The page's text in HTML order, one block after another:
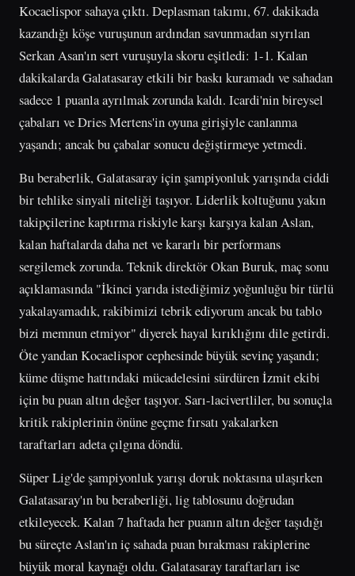
Kocaelispor sahaya çıktı. Deplasman takımı, 67. dakikada
kazandığı köşe vuruşunun ardından savunmadan sıyrılan
Serkan Asan'ın sert vuruşuyla skoru eşitledi: 1-1. Kalan
dakikalarda Galatasaray etkili bir baskı kuramadı ve sahadan
sadece 1 puanla ayrılmak zorunda kaldı. Icardi'nin bireysel
çabaları ve Dries Mertens'in oyuna girişiyle canlanma
yaşandı; ancak bu çabalar sonucu değiştirmeye yetmedi.
Bu beraberlik, Galatasaray için şampiyonluk yarışında ciddi
bir tehlike sinyali niteliği taşıyor. Liderlik koltuğunu yakın
takipçilerine kaptırma riskiyle karşı karşıya kalan Aslan,
kalan haftalarda daha net ve kararlı bir performans
sergilemek zorunda. Teknik direktör Okan Buruk, maç sonu
açıklamasında "İkinci yarıda istediğimiz yoğunluğu bir türlü
yakalayamadık, rakibimizi tebrik ediyorum ancak bu tablo
bizi memnun etmiyor" diyerek hayal kırıklığını dile getirdi.
Öte yandan Kocaelispor cephesinde büyük sevinç yaşandı;
küme düşme hattındaki mücadelesini sürdüren İzmit ekibi
için bu puan altın değer taşıyor. Sarı-lacivertliler, bu sonuçla
kritik rakiplerinin önüne geçme fırsatı yakalarken
taraftarları adeta çılgına döndü.
Süper Lig'de şampiyonluk yarışı doruk noktasına ulaşırken
Galatasaray'ın bu beraberliği, lig tablosunu doğrudan
etkileyecek. Kalan 7 haftada her puanın altın değer taşıdığı
bu süreçte Aslan'ın iç sahada puan bırakması rakiplerine
büyük moral kaynağı oldu. Galatasaray taraftarları ise